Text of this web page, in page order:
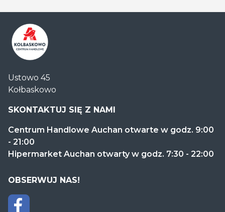
Handlowe
Auchan
Kołbaskowo
Ustowo 45
Kołbaskowo
SKONTAKTUJ SIĘ Z NAMI
Centrum Handlowe Auchan otwarte w godz. 9:00
- 21:00
Hipermarket Auchan otwarty w godz. 7:30 - 22:00
OBSERWUJ NAS!